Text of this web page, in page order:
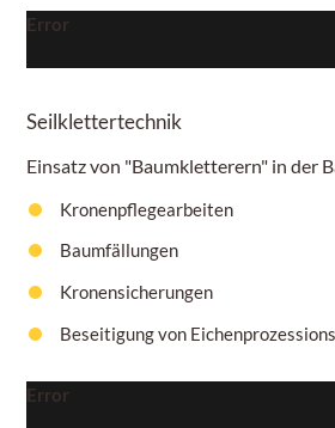
Error
Seilklettertechnik
Einsatz von "Baumkletterern" in der
Kronenpflegearbeiten
Baumfällungen
Kronensicherungen
Beseitigung von
Error